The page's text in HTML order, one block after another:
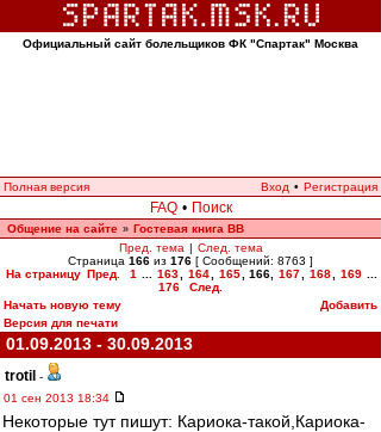
Официальный сайт болельщиков ФК "Спартак" Москва
Полная версия Вход • Регистрация
FAQ • Поиск
Общение на сайте » Гостевая книга ВВ
Пред. тема | След. тема
Страница 166 из 176 [ Сообщений: 8763 ]
На страницу Пред. 1 163 164 165 166, 167 168 169
176
След.
Начать новую тему
Добавить
Версия для печати
01.09.2013 - 30.09.2013
trotil -
01 сен 2013 18:34
Некоторые тут пишут: Кариока-такой,Кариока-